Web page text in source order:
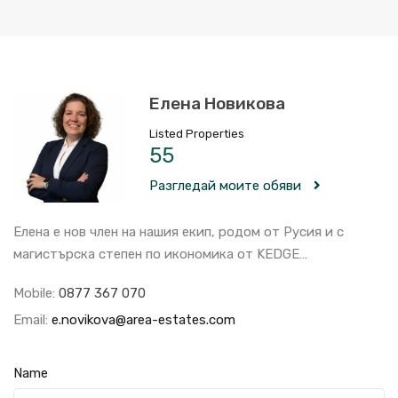
Елена Новикова
Listed Properties
55
Разгледай моите обяви
Елена е нов член на нашия екип, родом от Русия и с
магистърска степен по икономика от KEDGE…
Mobile: 0877 367 070
Email: e.novikova@area-estates.com
Name